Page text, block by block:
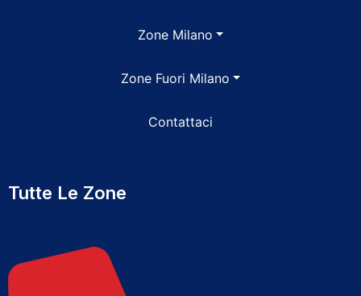
Zone Milano
Zone Fuori Milano
Contattaci
Tutte Le Zone